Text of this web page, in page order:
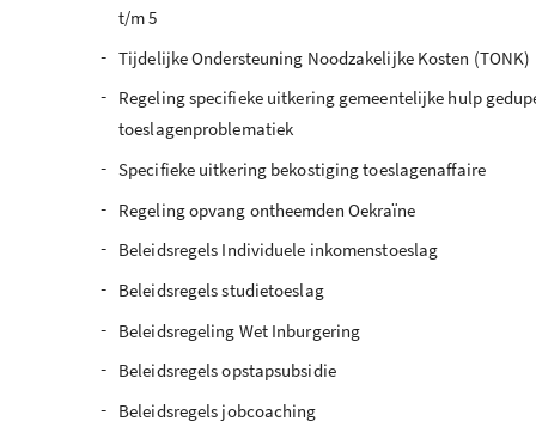
t/m 5
- Tijdelijke Ondersteuning Noodzakelijke Kosten (TONK)
- Regeling specifieke uitkering gemeentelijke hulp
toeslagenproblematiek
- Specifieke uitkering bekostiging toeslagenaffaire
- Regeling opvang ontheemden Oekraïne
- Beleidsregels Individuele inkomenstoeslag
- Beleidsregels studietoeslag
- Beleidsregeling Wet Inburgering
- Beleidsregels opstapsubsidie
- Beleidsregels jobcoaching